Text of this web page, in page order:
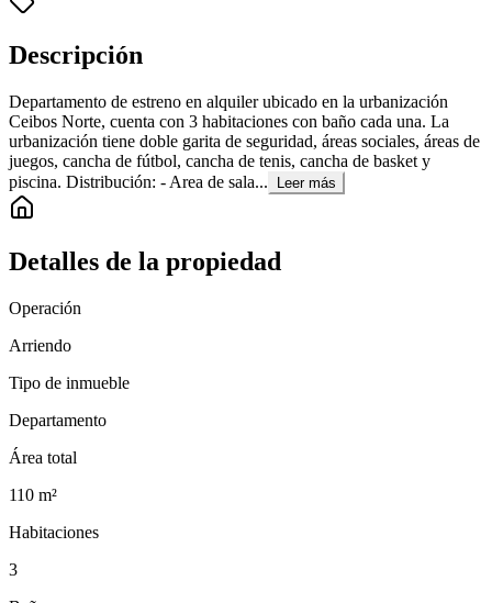
Descripción
Departamento de estreno en alquiler ubicado en la urbanización
Ceibos Norte, cuenta con 3 habitaciones con baño cada una. La
urbanización tiene doble garita de seguridad, áreas sociales, áreas de
juegos, cancha de fútbol, cancha de tenis, cancha de basket y
piscina. Distribución: - Area de sala...
Leer más
Detalles de la propiedad
Operación
Arriendo
Tipo de inmueble
Departamento
Área total
110 m²
Habitaciones
3